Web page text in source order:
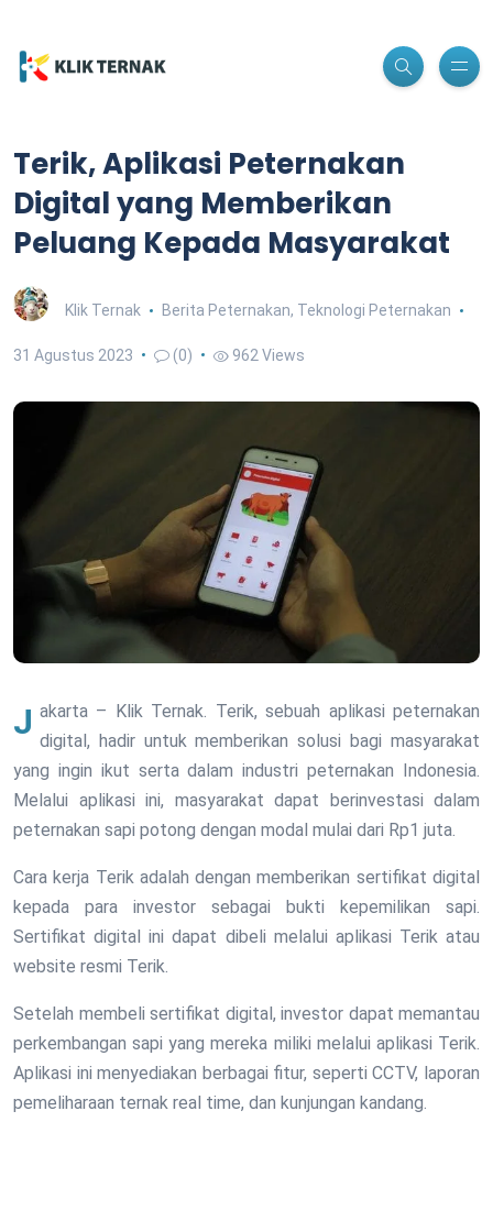
Terik, Aplikasi Peternakan
Digital yang Memberikan
Peluang Kepada Masyarakat
Klik Ternak Berita Peternakan, Teknologi Peternakan
31 Agustus 2023 (0) 962 Views
Jakarta – Klik Ternak. Terik, sebuah aplikasi peternakan digital, hadir untuk memberikan solusi bagi masyarakat
yang ingin ikut serta dalam industri peternakan Indonesia.
Melalui aplikasi ini, masyarakat dapat berinvestasi dalam
peternakan sapi potong dengan modal mulai dari Rp1 juta.
Cara kerja Terik adalah dengan memberikan sertifikat digital
kepada para investor sebagai bukti kepemilikan sapi.
Sertifikat digital ini dapat dibeli melalui aplikasi Terik atau
website resmi Terik.
Setelah membeli sertifikat digital, investor dapat memantau
perkembangan sapi yang mereka miliki melalui aplikasi Terik.
Aplikasi ini menyediakan berbagai fitur, seperti CCTV, laporan
pemeliharaan ternak real time, dan kunjungan kandang.